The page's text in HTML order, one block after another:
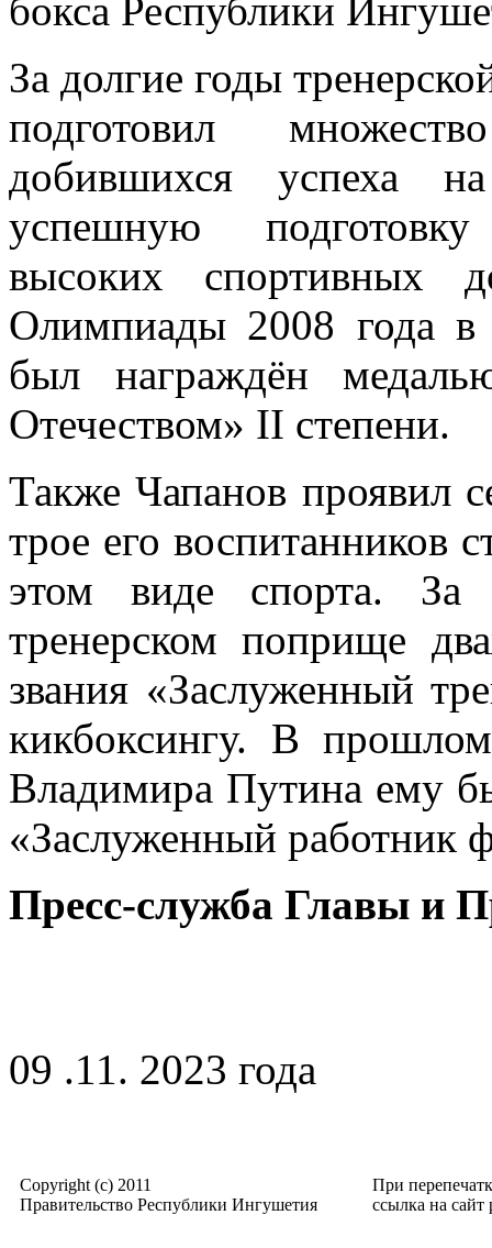
бокса Республики
За долгие годы
подготовил
добившихся успеха
успешную
высоких спортивных
Олимпиады 2008 года
был награждён
Отечеством» II степени.
Также Чапанов проявил
трое его воспитанников
этом виде спорта. За
тренерском поприще
звания «Заслуженный
кикбоксингу. В
Владимира Путина ему
«Заслуженный работник
Пресс-служба Главы и
09 .11. 2023 года
Copyright (c) 2011
Правительство Республики Ингушетия
При
ссылка на сайт